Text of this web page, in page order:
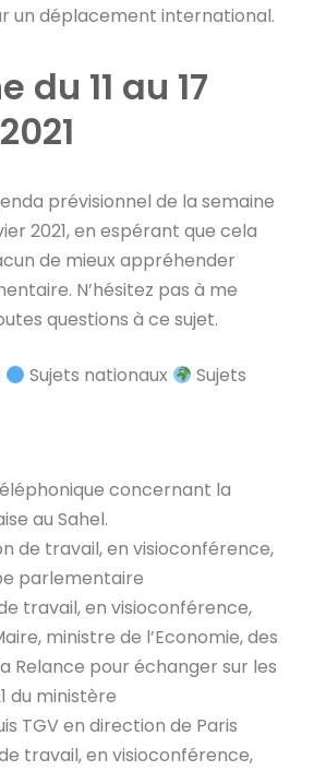
un déplacement international.
du 11 au 17
prévisionnel de la semaine
2021, en espérant que cela
de mieux appréhender
N’hésitez pas à me
questions à ce sujet.
Sujets nationaux
Sujets
concernant la
au Sahel.
de travail, en visioconférence,
parlementaire
travail, en visioconférence,
ministre de l’Economie, des
Relance pour échanger sur les
du ministère
TGV en direction de Paris
travail, en visioconférence,